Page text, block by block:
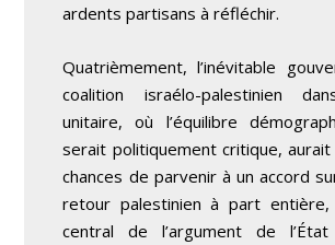
ardents partisans à réfléchir.
Quatrièmement, l’inévitable
coalition israélo-palestinien
unitaire, où l’équilibre
serait politiquement critique,
chances de parvenir à un accord
retour palestinien à part entière,
central de l’argument de